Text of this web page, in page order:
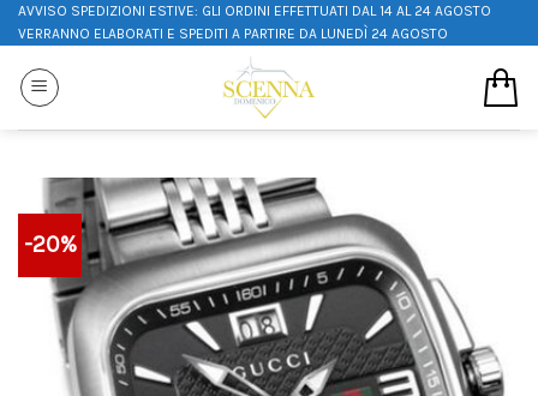
AVVISO SPEDIZIONI ESTIVE: GLI ORDINI EFFETTUATI DAL 14 AL 24 AGOSTO
VERRANNO ELABORATI E SPEDITI A PARTIRE DA LUNEDÌ 24 AGOSTO
-20%